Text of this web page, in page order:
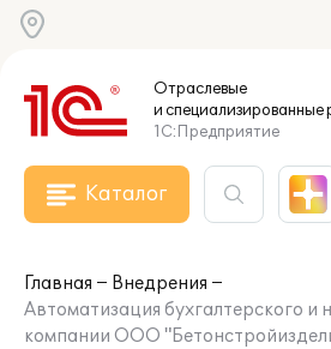
Отраслевые
и специализированные
1С:Предприятие
Каталог
Главная
Внедрения
Автоматизация бухгалтерского и
компании ООО